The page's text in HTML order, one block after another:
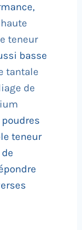
teneur
basse
tantale
de
teneur